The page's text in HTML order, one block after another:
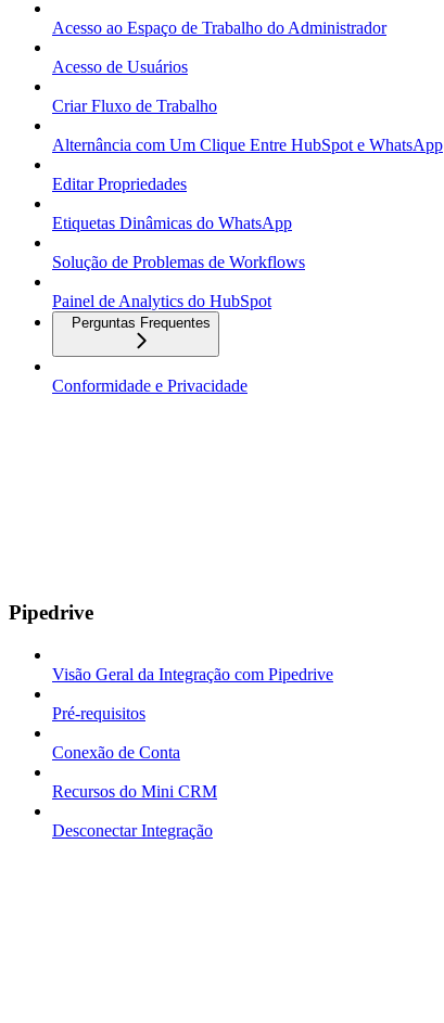
Acesso ao Espaço de Trabalho do Administrador
Acesso de Usuários
Criar Fluxo de Trabalho
Alternância com Um Clique Entre HubSpot e WhatsApp
Editar Propriedades
Etiquetas Dinâmicas do WhatsApp
Solução de Problemas de Workflows
Painel de Analytics do HubSpot
Perguntas Frequentes
Conformidade e Privacidade
Pipedrive
Visão Geral da Integração com Pipedrive
Pré-requisitos
Conexão de Conta
Recursos do Mini CRM
Desconectar Integração